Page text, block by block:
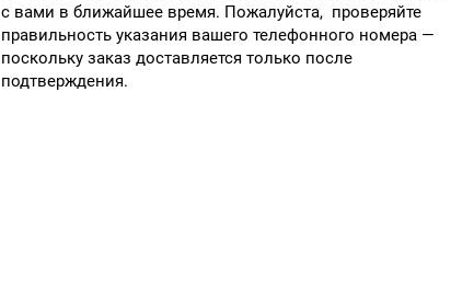
с вами в ближайшее время. Пожалуйста, проверяйте
правильность указания вашего телефонного номера —
поскольку заказ доставляется только после
подтверждения.